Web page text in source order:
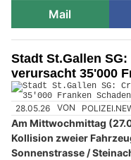
Mail
Stadt St.Gallen
verursacht 35'000
28.05.26 VON
Am Mittwochmittag
Kollision zweier
Sonnenstrasse /